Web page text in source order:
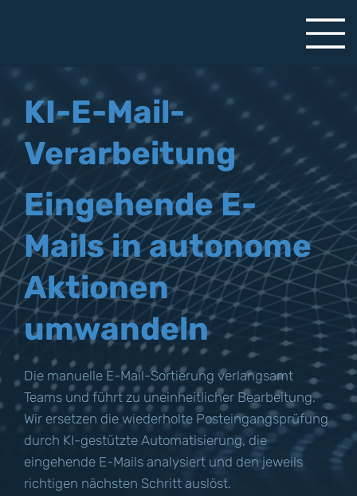
KI-E-Mail-
Verarbeitung
Die manuelle E-Mail-Sortierung verlangsamt
Teams und führt zu uneinheitlicher Bearbeitung.
Wir ersetzen die wiederholte Posteingangsprüfung
durch KI-gestützte Automatisierung, die
eingehende E-Mails analysiert und den jeweils
richtigen nächsten Schritt auslöst.
Eingehende E-
Mails in autonome
Aktionen
umwandeln